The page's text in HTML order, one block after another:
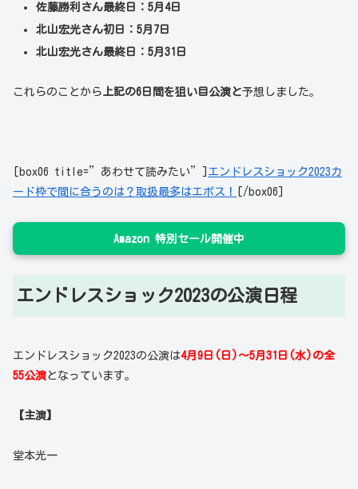
佐藤勝利さん最終日：5月4日
北山宏光さん初日：5月7日
北山宏光さん最終日：5月31日
これらのことから上記の6日間を狙い目公演と予想しました。
[box06 title=”あわせて読みたい”] エンドレスショック2023カ
ード枠で間に合うのは？取扱最多はエポス！
[/box06]
Amazon 特別セール開催中
エンドレスショック2023の公演日程
エンドレスショック2023の公演は4月9日(日)～5月 31日 (水) の全
55公演となっています。
【主演】
堂本光一